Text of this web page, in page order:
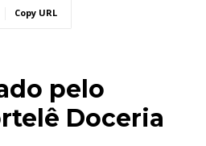
Copy URL
pelo
Doceria